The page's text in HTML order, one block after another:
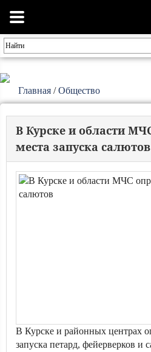
Главная /Общество
В Курске и области
места запуска салютов
В Курске и районных центрах
запуска петард, фейерверков и